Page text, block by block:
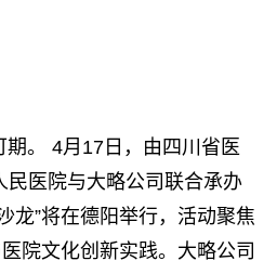
。 4月17日，由四川省医
民医院与大略公司联合承办
龙”将在德阳举行，活动聚焦
院文化创新实践。大略公司